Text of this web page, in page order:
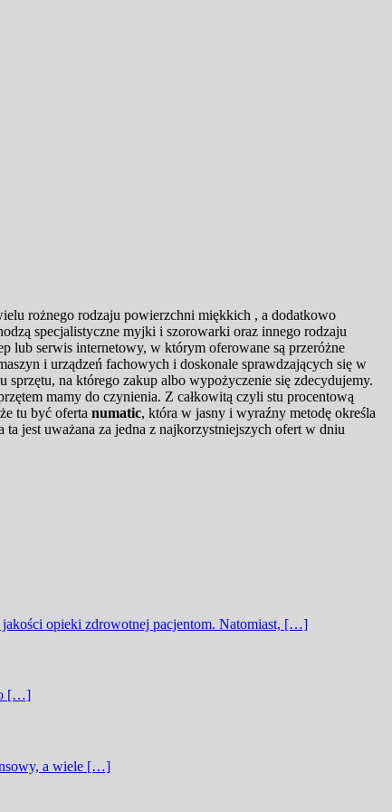
rożnego rodzaju powierzchni miękkich , a dodatkowo
specjalistyczne myjki i szorowarki oraz innego rodzaju
lub serwis internetowy, w którym oferowane są przeróżne
i urządzeń fachowych i doskonale sprawdzających się w
sprzętu, na którego zakup albo wypożyczenie się zdecydujemy.
mamy do czynienia. Z całkowitą czyli stu procentową
tu być oferta numatic, która w jasny i wyraźny metodę określa
jest uważana za jedna z najkorzystniejszych ofert w dniu
jakości opieki zdrowotnej pacjentom. Natomiast, […]
[…]
a wiele […]